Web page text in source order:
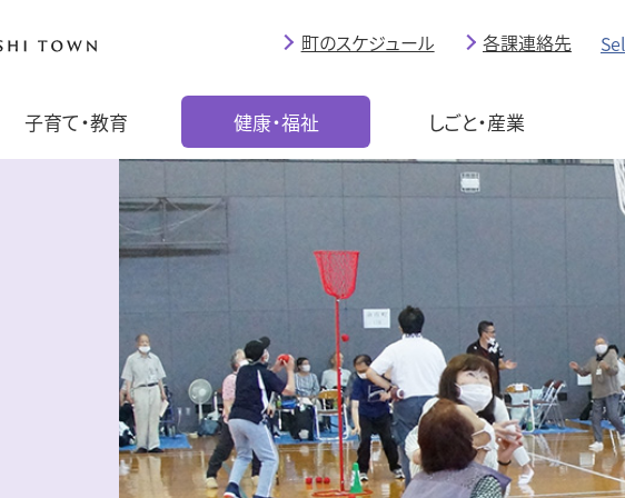
子育て・教育 健康・福祉 しごと・産業
町のスケジュール 各課連絡先